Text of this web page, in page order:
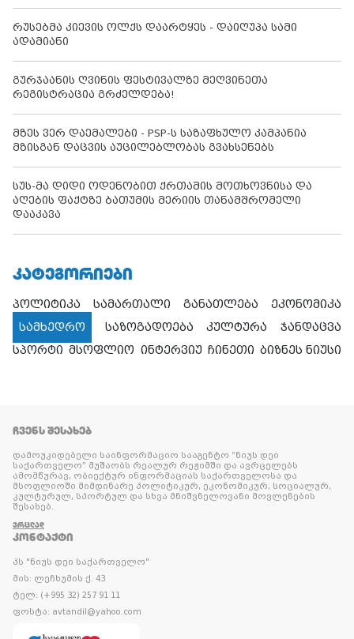
რუსებმა კიევის ოლქს დაარტყეს - დაიღუპა სამი
ადამიანი
გურჯაანის ღვინის ფესტივალზე მეღვინეთა
რეგისტრაცია გრძელდება!
მზეს ვერ დაემალები - PSP-ს საზაფხულო კამპანია
მზისგან დაცვის აუცილებლობას გვახსენებს
სუს-მა დიდი ოდენობით ქრთამის მოთხოვნისა და
აღების ფაქტზე ბათუმის მერიის თანამშრომელი
დააკავა
ᲙᲐᲢᲔᲒᲝᲠᲘᲔᲑᲘ
პოლიტიკა სამართალი განათლება
ეკონომიკა
სამხედრო
საზოგადოება კულტურა
ჯანდაცვა
სპორტი მსოფლიო ინტერვიუ ჩინეთი ბიზნეს ნიუსი
ᲩᲕᲔᲜᲡ ᲨᲔᲡᲐᲮᲔᲑ
დამოუკიდებელი საინფორმაციო სააგენტო “ნიუს დეი
საქართველო” მუშაობს რეალურ რეჟიმში და ავრცელებს
ამომწურავ, ობიექტურ ინფორმაციას საქართველოსა და
მსოფლიოში მიმდინარე პოლიტიკურ, ეკონომიკურ, სოციალურ,
კულტურულ, სპორტულ და სხვა მნიშვნელოვანი მოვლენების
შესახებ.
ᲕᲠᲪᲚᲐᲓ
ᲙᲝᲜᲢᲐᲥᲢᲘ
პს "ნიუს დეი საქართველო"
მის: ლეჩხუმის ქ. 43
ტელ: (+995 32) 257 91 11
ფოსტა: avtandil@yahoo.com